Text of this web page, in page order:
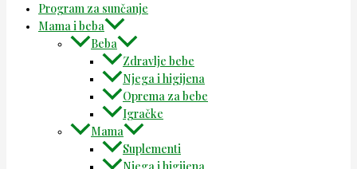
Program za sunčanje
Mama i beba
Beba
Zdravlje bebe
Njega i higijena
Oprema za bebe
Igračke
Mama
Suplementi